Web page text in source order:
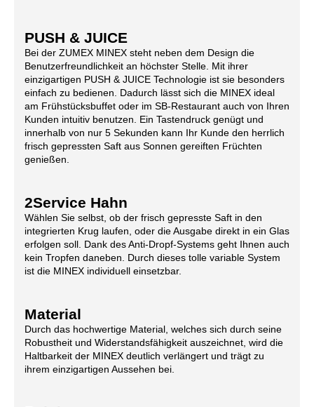
PUSH & JUICE
Bei der ZUMEX MINEX steht neben dem Design die
Benutzerfreundlichkeit an höchster Stelle. Mit ihrer
einzigartigen PUSH & JUICE Technologie ist sie besonders
einfach zu bedienen. Dadurch lässt sich die MINEX ideal
am Frühstücksbuffet oder im SB-Restaurant auch von Ihren
Kunden intuitiv benutzen. Ein Tastendruck genügt und
innerhalb von nur 5 Sekunden kann Ihr Kunde den herrlich
frisch gepressten Saft aus Sonnen gereiften Früchten
genießen.
2Service Hahn
Wählen Sie selbst, ob der frisch gepresste Saft in den
integrierten Krug laufen, oder die Ausgabe direkt in ein Glas
erfolgen soll. Dank des Anti-Dropf-Systems geht Ihnen auch
kein Tropfen daneben. Durch dieses tolle variable System
ist die MINEX individuell einsetzbar.
Material
Durch das hochwertige Material, welches sich durch seine
Robustheit und Widerstandsfähigkeit auszeichnet, wird die
Haltbarkeit der MINEX deutlich verlängert und trägt zu
ihrem einzigartigen Aussehen bei.